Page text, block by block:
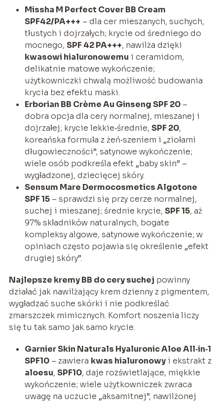
Missha M Perfect Cover BB Cream
SPF42/PA+++ – dla cer mieszanych, suchych,
tłustych i dojrzałych; krycie od średniego do
mocnego, SPF 42 PA+++, nawilża dzięki
kwasowi hialuronowemu i ceramidom,
delikatnie matowe wykończenie;
użytkowniczki chwalą możliwość budowania
krycia bez efektu maski.
Erborian BB Crème Au Ginseng SPF 20–
dobra opcja dla cery normalnej, mieszanej i
dojrzałej; krycie lekkie‑średnie, SPF 20,
koreańska formuła z żeń‑szeniem i „ziołami
długowieczności”, satynowe wykończenie;
wiele osób podkreśla efekt „baby skin” –
wygładzonej, dziecięcej skóry.
Sensum Mare Dermocosmetics Algotone
SPF 15– sprawdzi się przy cerze normalnej,
suchej i mieszanej; średnie krycie, SPF 15, aż
97% składników naturalnych, bogate
kompleksy algowe, satynowe wykończenie; w
opiniach często pojawia się określenie „efekt
drugiej skóry”.
Najlepsze kremy BB do cery suchej powinny
działać jak nawilżający krem dzienny z pigmentem,
wygładzać suche skórki i nie podkreślać
zmarszczek mimicznych. Komfort noszenia liczy
się tu tak samo jak samo krycie.
Garnier Skin Naturals Hyaluronic Aloe All‑in‑1
SPF10– zawiera kwas hialuronowyi ekstrakt z
aloesu, SPF10, daje rozświetlające, miękkie
wykończenie; wiele użytkowniczek zwraca
uwagę na uczucie „aksamitnej”, nawilżonej